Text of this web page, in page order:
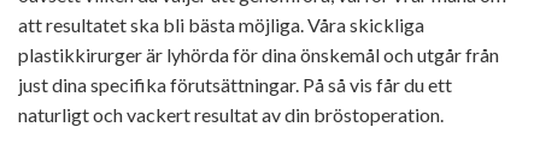
att resultatet ska bli bästa möjliga. Våra skickliga
plastikkirurger är lyhörda för dina önskemål och utgår från
just dina specifika förutsättningar. På så vis får du ett
naturligt och vackert resultat av din bröstoperation.